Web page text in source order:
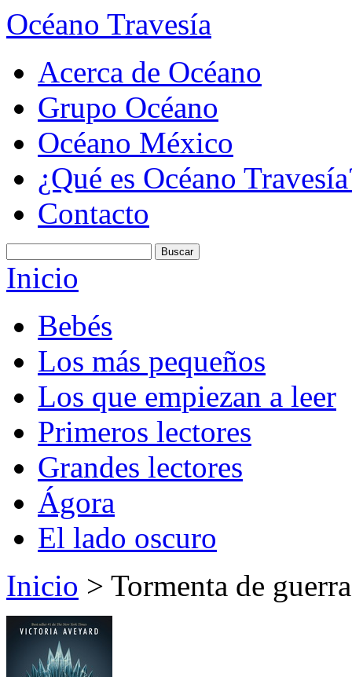
Océano Travesía
Acerca de Océano
Grupo Océano
Océano México
¿Qué es Océano
Contacto
Inicio
Bebés
Los más pequeños
Los que empiezan a leer
Primeros lectores
Grandes lectores
Ágora
El lado oscuro
Inicio > Tormenta de